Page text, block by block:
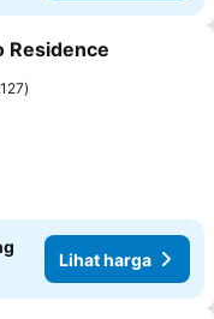
ke favorit
Residence
Lihat harga